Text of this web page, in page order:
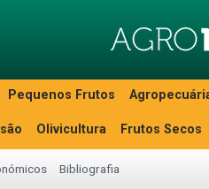
Pequenos Frutos
Olivicultura Frutos Secos
Bibliografia